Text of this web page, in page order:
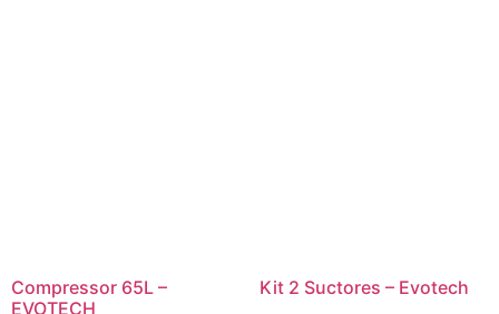
Compressor 65L –
EVOTECH
Kit 2 Suctores – Evotech